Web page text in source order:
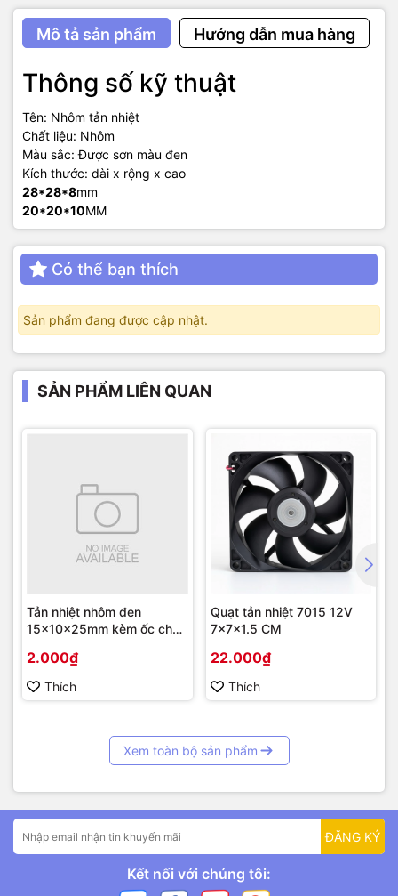
Mô tả sản phẩm Hướng dẫn mua hàng
Thông số kỹ thuật
Tên: Nhôm tản nhiệt
Chất liệu: Nhôm
Màu sắc: Được sơn màu đen
Kích thước: dài x rộng x cao
28*28*8mm
20*20*10MM
Có thể bạn thích
Sản phẩm đang được cập nhật.
SẢN PHẨM LIÊN QUAN
Tản nhiệt nhôm đen
15x10x25mm kèm ốc cho
2.000₫
Thích
Quạt tản nhiệt 7015 12V
7x7x1.5 CM
22.000₫
Thích
Xem toàn bộ sản phẩm
ĐĂNG KÝ
Kết nối với chúng tôi: